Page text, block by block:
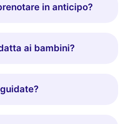
in anticipo?
ai bambini?